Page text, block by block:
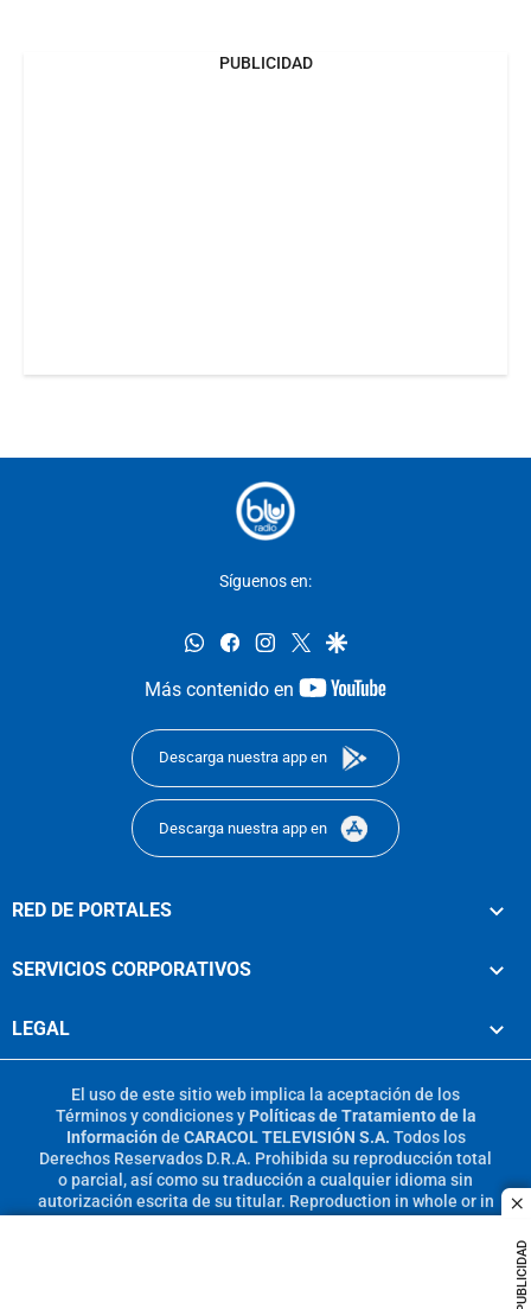
PUBLICIDAD
PUBLICIDAD
Síguenos en:
whatsappfacebookinstagram
twittergoogle
Más contenido en
youtube-
Descarga nuestra app en
Descarga nuestra app en
RED DE PORTALES
SERVICIOS CORPORATIVOS
LEGAL
El uso de este sitio web implica la aceptación de los
Términos y condicionesy Políticas de Tratamiento de la
Información de CARACOL TELEVISIÓN S.A. Todos los
Derechos Reservados D.R.A. Prohibida su reproducción total
o parcial, así como su traducción a cualquier idioma sin
autorización escrita de su titular. Reproduction in whole or in